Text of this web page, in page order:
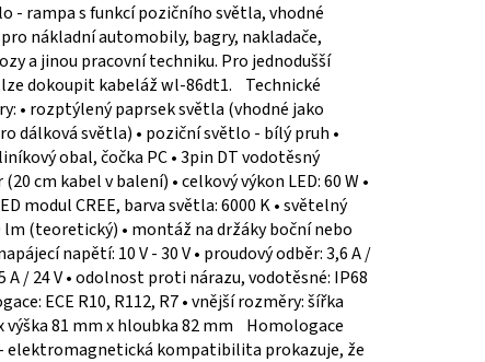
- rampa s funkcí pozičního světla, vhodné
nákladní automobily, bagry, nakladače,
a jinou pracovní techniku. Pro jednodušší
dokoupit kabeláž wl-86dt1. Technické
• rozptýlený paprsek světla (vhodné jako
dálková světla) • poziční světlo - bílý pruh •
obal, čočka PC • 3pin DT vodotěsný
cm kabel v balení) • celkový výkon LED: 60 W •
modul CREE, barva světla: 6000 K • světelný
lm (teoretický) • montáž na držáky boční nebo
napětí: 10 V - 30 V • proudový odběr: 3,6 A /
A / 24 V • odolnost proti nárazu, vodotěsné: IP68
ECE R10, R112, R7 • vnější rozměry: šířka
výška 81 mm x hloubka 82 mm Homologace
- elektromagnetická kompatibilita prokazuje, že